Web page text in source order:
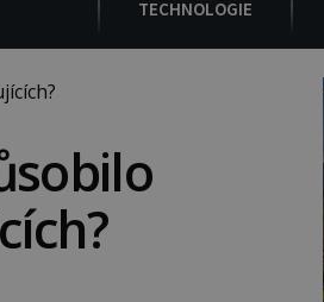
TECHNOLOGIE